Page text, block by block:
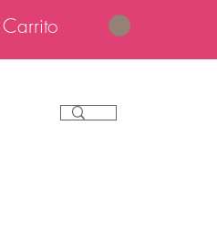
Carrito